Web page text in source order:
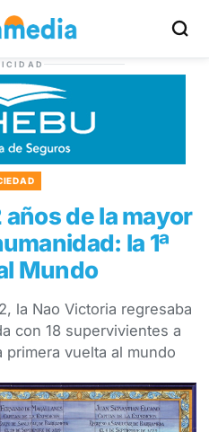
de la mayor
la 1ª
Mundo
la Nao Victoria regresaba
con 18 supervivientes a
vuelta al mundo